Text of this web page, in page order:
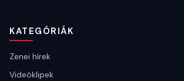
KATEGÓRIÁK
Zenei hírek
Videóklipek